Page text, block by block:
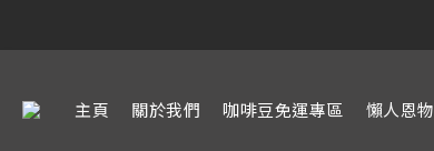
主頁 關於我們 咖啡豆免運專區 懶人恩物